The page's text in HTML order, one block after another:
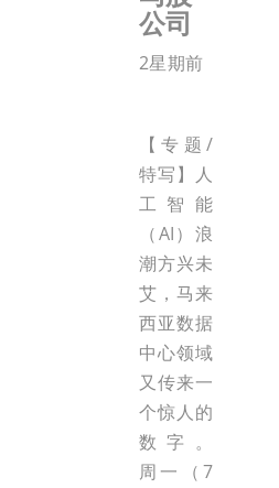
公司
2星期前
【专题/
特写】人
工智能
（AI）浪
潮方兴未
艾，马来
西亚数据
中心领域
又传来一
个惊人的
数字。
周一（7